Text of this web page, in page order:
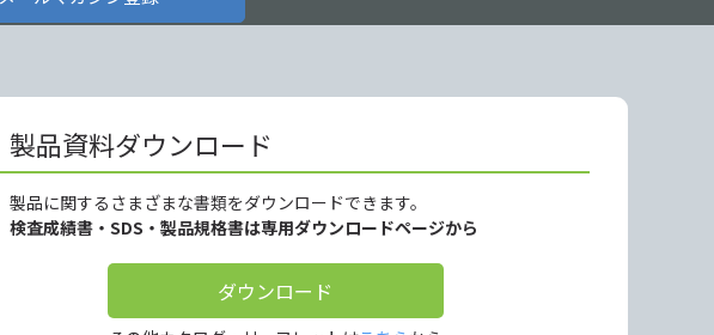
製品資料ダウンロード
製品に関するさまざまな書類をダウンロードできます。
検査成績書・SDS・製品規格書は専用ダウンロードページから
ダウンロード